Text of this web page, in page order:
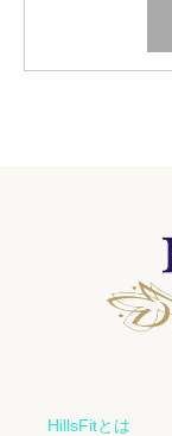
HillsFitとは